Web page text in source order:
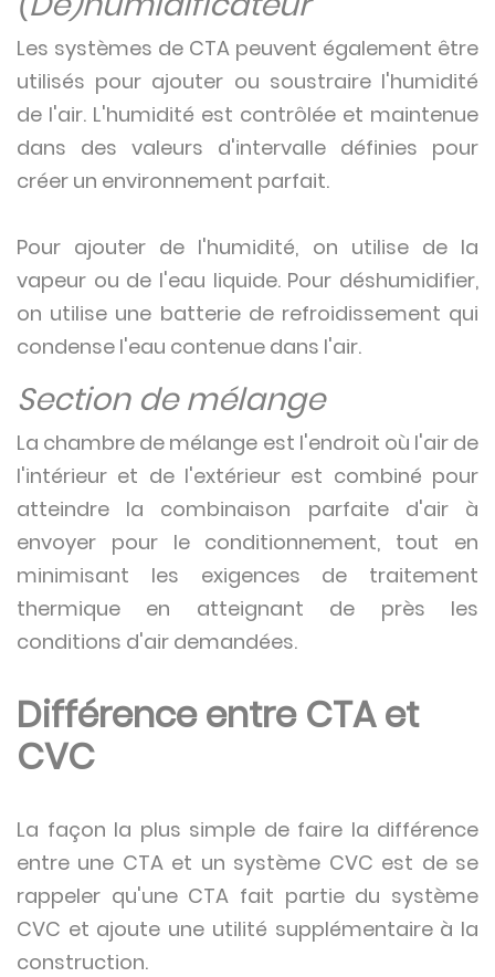
Les systèmes de CTA peuvent également être
utilisés pour ajouter ou soustraire l'humidité
de l'air. L'humidité est contrôlée et maintenue
dans des valeurs d'intervalle définies pour
créer un environnement parfait.
Pour ajouter de l'humidité, on utilise de la
vapeur ou de l'eau liquide. Pour déshumidifier,
on utilise une batterie de refroidissement qui
condense l'eau contenue dans l'air.
Section de mélange
La chambre de mélange est l'endroit où l'air de
l'intérieur et de l'extérieur est combiné pour
atteindre la combinaison parfaite d'air à
envoyer pour le conditionnement, tout en
minimisant les exigences de traitement
thermique en atteignant de près les
conditions d'air demandées.
Différence entre CTA et
CVC
La façon la plus simple de faire la différence
entre une CTA et un système CVC est de se
rappeler qu'une CTA fait partie du système
CVC et ajoute une utilité supplémentaire à la
construction.